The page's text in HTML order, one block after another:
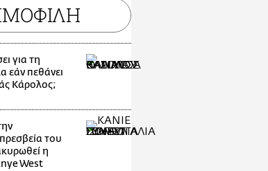
για τη
εάν πεθάνει
Κάρολος;
του
η
West